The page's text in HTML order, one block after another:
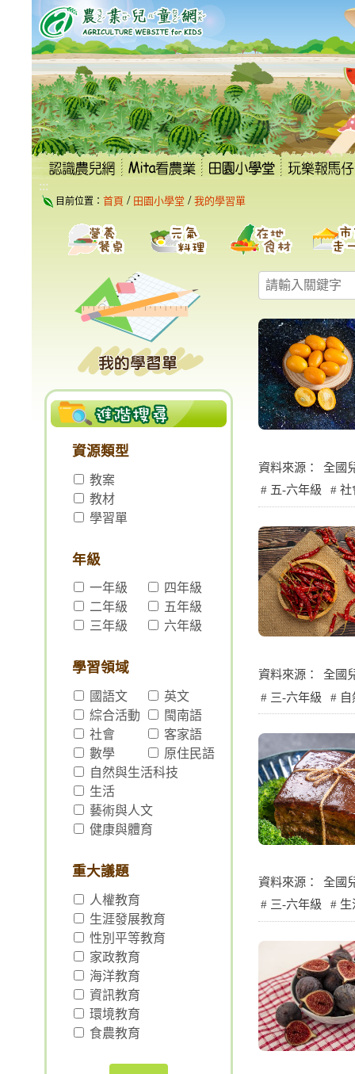
到
主
要
內
容
區
塊
:::
目前位置： 首頁 / 田園小學堂 / 我的學習單
資源類型
教案
教材
學習單
年級
一年級
二年級
三年級
四年級
五年級
六年級
學習領域
國語文
綜合活動
社會
數學
英文
閩南語
客家語
原住民語
自然與生活科技
生活
藝術與人文
健康與體育
重大議題
人權教育
生涯發展教育
性別平等教育
家政教育
海洋教育
資訊教育
環境教育
食農教育
資料來源：
全國
五-六年級
社
資料來源：
全國
三-六年級
資料來源：
全國
三-六年級
生